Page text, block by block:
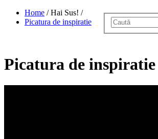
Home /Hai Sus! /
Picatura de inspiratie
Picatura de inspiratie